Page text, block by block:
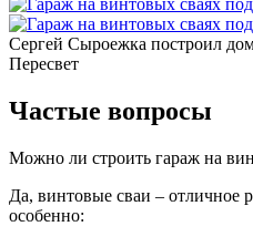
Сергей Сыроежка построил
Пересвет
Частые вопросы
Можно ли строить гараж на
Да, винтовые сваи – отличное
особенно: